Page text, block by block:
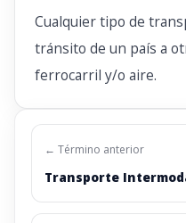
Cualquier tipo de
tránsito de un país a
ferrocarril y/o aire.
← Término anterior
Transporte